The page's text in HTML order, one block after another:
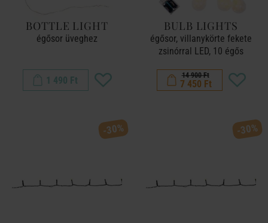
BOTTLE LIGHT
égősor üveghez
1 490 Ft
BULB LIGHTS
égősor, villanykörte fekete
zsinórral LED, 10 égős
14 900 Ft
7 450 Ft
-30% -30%